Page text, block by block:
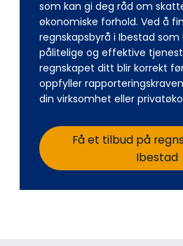
som kan gi deg råd om
økonomiske forhold. Ved å
regnskapsbyrå i Ibestad
pålitelige og effektive
regnskapet ditt blir korrekt
oppfyller
din virksomhet eller
Få et tilbud på
Ibestad